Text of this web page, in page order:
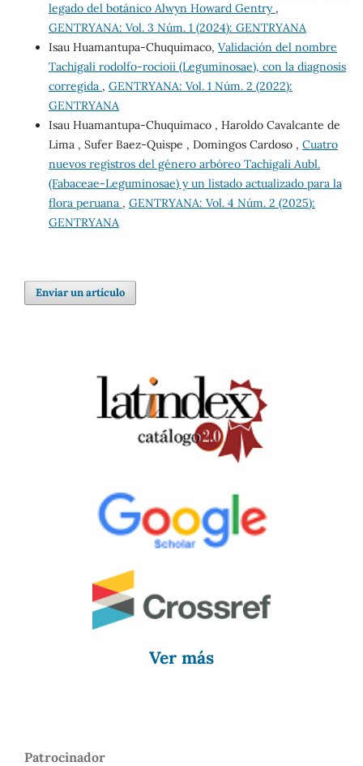
legado del botánico Alwyn Howard Gentry ,
GENTRYANA: Vol. 3 Núm. 1 (2024): GENTRYANA
Isau Huamantupa-Chuquimaco, Validación del nombre
Tachigali rodolfo-rocioii (Leguminosae), con la diagnosis
corregida , GENTRYANA: Vol. 1 Núm. 2 (2022):
GENTRYANA
Isau Huamantupa-Chuquimaco , Haroldo Cavalcante de
Lima , Sufer Baez-Quispe , Domingos Cardoso , Cuatro
nuevos registros del género arbóreo Tachigali Aubl.
(Fabaceae-Leguminosae) y un listado actualizado para la
flora peruana , GENTRYANA: Vol. 4 Núm. 2 (2025):
GENTRYANA
Enviar un artículo
Ver más
Patrocinador